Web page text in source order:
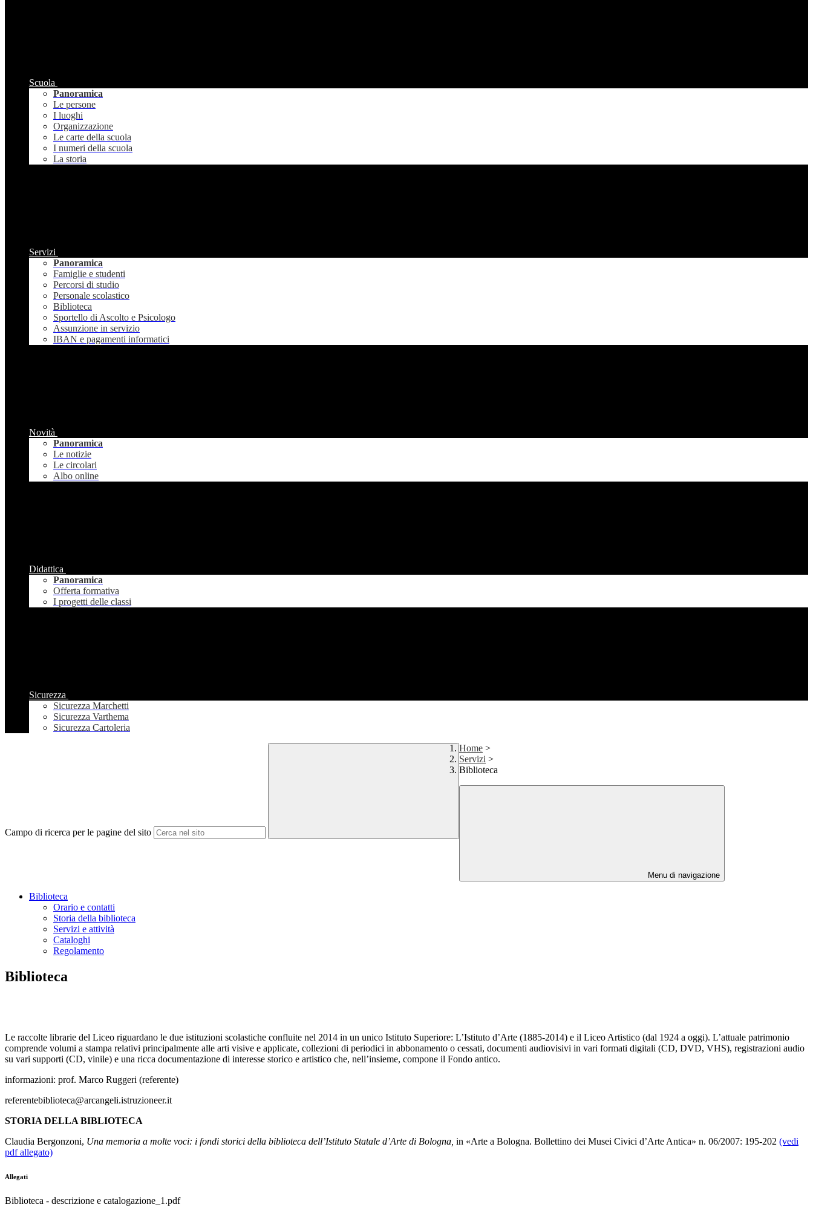
Scuola
Panoramica
Le persone
I luoghi
Organizzazione
Le carte della scuola
I numeri della scuola
La storia
Servizi
Panoramica
Famiglie e studenti
Percorsi di studio
Personale scolastico
Biblioteca
Sportello di Ascolto e Psicologo
Assunzione in servizio
IBAN e pagamenti informatici
Novità
Panoramica
Le notizie
Le circolari
Albo online
Didattica
Panoramica
Offerta formativa
I progetti delle classi
Sicurezza
Sicurezza Marchetti
Sicurezza Varthema
Sicurezza Cartoleria
Campo di ricerca per le pagine del sito
Home >
Servizi >
Biblioteca
Menu di navigazione
Biblioteca
Orario e contatti
Storia della biblioteca
Servizi e attività
Cataloghi
Regolamento
Biblioteca
Le raccolte librarie del Liceo riguardano le due istituzioni scolastiche confluite nel 2014 in un unico Istituto Superiore: L’Istituto d’Arte (1885-2014) e il Liceo Artistico (dal 1924 a oggi). L’attuale patrimonio
comprende volumi a stampa relativi principalmente alle arti visive e applicate, collezioni di periodici in abbonamento o cessati, documenti audiovisivi in vari formati digitali (CD, DVD, VHS), registrazioni audio
su vari supporti (CD, vinile) e una ricca documentazione di interesse storico e artistico che, nell’insieme, compone il Fondo antico.
informazioni: prof. Marco Ruggeri (referente)
referentebiblioteca@arcangeli.istruzioneer.it
STORIA DELLA BIBLIOTECA
Claudia Bergonzoni, Una memoria a molte voci: i fondi storici della biblioteca dell’Istituto Statale d’Arte di Bologna, in «Arte a Bologna. Bollettino dei Musei Civici d’Arte Antica» n. 06/2007: 195-202 (vedi
pdf allegato)
Allegati
Biblioteca - descrizione e catalogazione_1.pdf